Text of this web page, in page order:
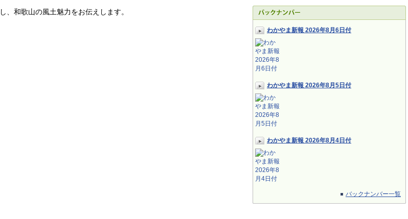
わかやま新報 2026年8月6日付
わかやま新報 2026年8月5日付
わかやま新報 2026年8月4日付
バックナンバー一覧
和歌山の風土魅力をお伝えします。